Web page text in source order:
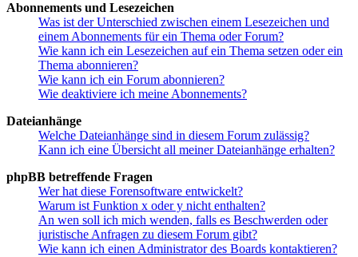
Abonnements und Lesezeichen
Was ist der Unterschied zwischen einem Lesezeichen und
einem Abonnements für ein Thema oder Forum?
Wie kann ich ein Lesezeichen auf ein Thema setzen oder ein
Thema abonnieren?
Wie kann ich ein Forum abonnieren?
Wie deaktiviere ich meine Abonnements?
Dateianhänge
Welche Dateianhänge sind in diesem Forum zulässig?
Kann ich eine Übersicht all meiner Dateianhänge erhalten?
phpBB betreffende Fragen
Wer hat diese Forensoftware entwickelt?
Warum ist Funktion x oder y nicht enthalten?
An wen soll ich mich wenden, falls es Beschwerden oder
juristische Anfragen zu diesem Forum gibt?
Wie kann ich einen Administrator des Boards kontaktieren?